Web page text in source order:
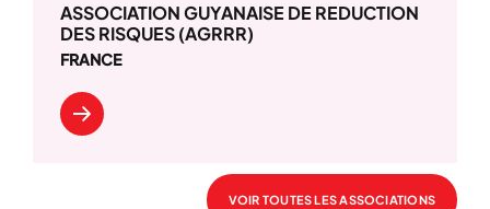
ASSOCIATION GUYANAISE DE REDUCTION
DES RISQUES (AGRRR)
FRANCE
VOIR TOUTES LES ASSOCIATIONS